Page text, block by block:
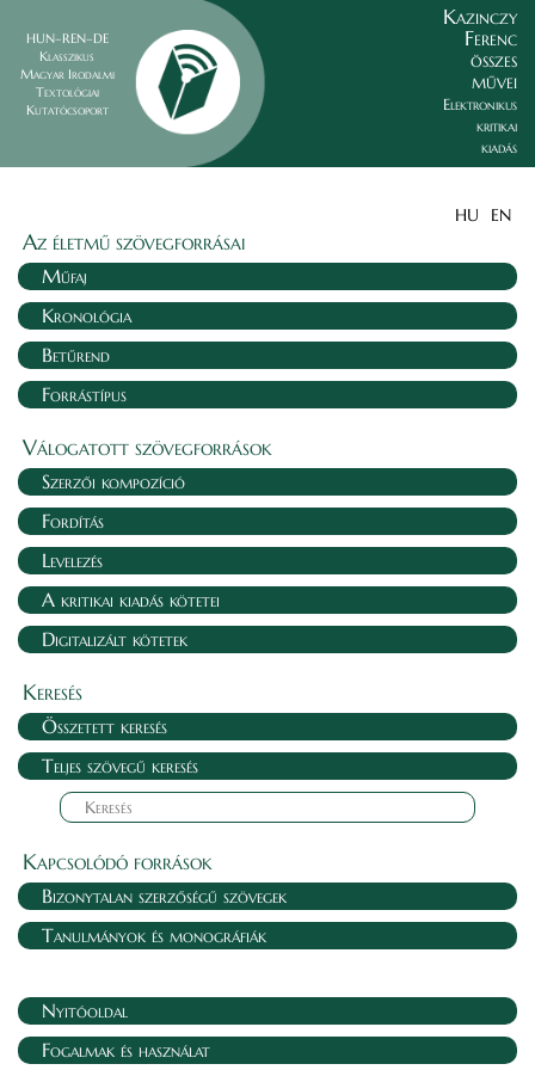
HUN–REN–DE
Klasszikus
Magyar Irodalmi
Textológiai
Kutatócsoport
Kazinczy
Ferenc
összes
művei
Elektronikus
kritikai
kiadás
HU EN
Az életmű szövegforrásai
Műfaj
Kronológia
Betűrend
Forrástípus
Válogatott szövegforrások
Szerzői kompozíció
Fordítás
Levelezés
A kritikai kiadás kötetei
Digitalizált kötetek
Keresés
Összetett keresés
Teljes szövegű keresés
Kapcsolódó források
Bizonytalan szerzőségű szövegek
Tanulmányok és monográfiák
Nyitóoldal
Fogalmak és használat